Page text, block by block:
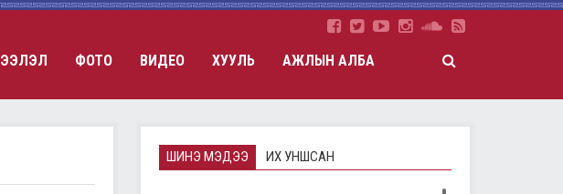
ФОТО ВИДЕО ХУУЛЬ АЖЛЫН АЛБА
ШИНЭ МЭДЭЭ ИХ УНШСАН